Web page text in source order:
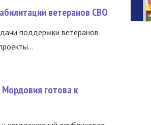
ветеранов СВО
поддержки ветеранов
готова к